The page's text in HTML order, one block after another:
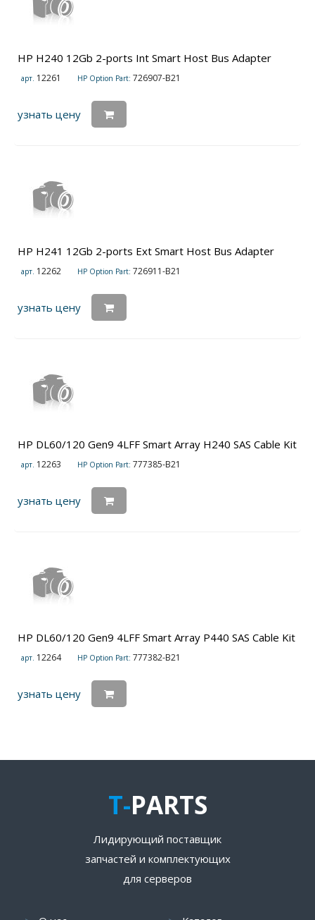
HP H240 12Gb 2-ports Int Smart Host Bus Adapter
арт. 12261 HP Option Part: 726907-B21
узнать цену
HP H241 12Gb 2-ports Ext Smart Host Bus Adapter
арт. 12262 HP Option Part: 726911-B21
узнать цену
HP DL60/120 Gen9 4LFF Smart Array H240 SAS Cable Kit
арт. 12263 HP Option Part: 777385-B21
узнать цену
HP DL60/120 Gen9 4LFF Smart Array P440 SAS Cable Kit
арт. 12264 HP Option Part: 777382-B21
узнать цену
T-PARTS
Лидирующий поставщик
запчастей и комплектующих
для серверов